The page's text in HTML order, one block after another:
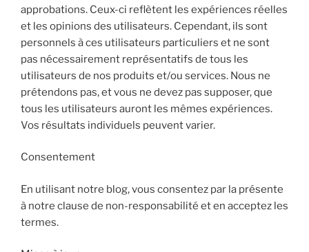
approbations. Ceux-ci reflètent les expériences réelles
et les opinions des utilisateurs. Cependant, ils sont
personnels à ces utilisateurs particuliers et ne sont
pas nécessairement représentatifs de tous les
utilisateurs de nos produits et/ou services. Nous ne
prétendons pas, et vous ne devez pas supposer, que
tous les utilisateurs auront les mêmes expériences.
Vos résultats individuels peuvent varier.
Consentement
En utilisant notre blog, vous consentez par la présente
à notre clause de non-responsabilité et en acceptez les
termes.